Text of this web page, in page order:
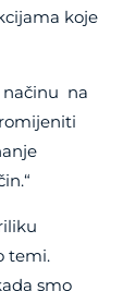
koje
načinu na
temi.
smo